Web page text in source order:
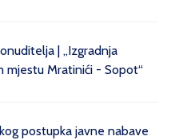
| „Izgradnja
mjestu Mratinići - Sopot“
postupka javne nabave